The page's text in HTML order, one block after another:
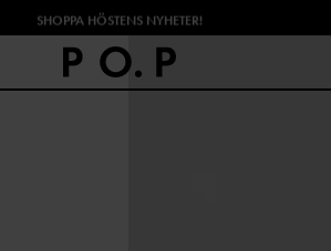
SHOPPA HÖSTENS NYHETER!